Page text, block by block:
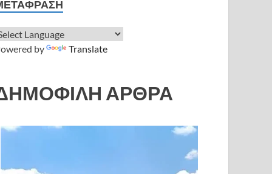
by Translate
ΑΡΘΡΑ